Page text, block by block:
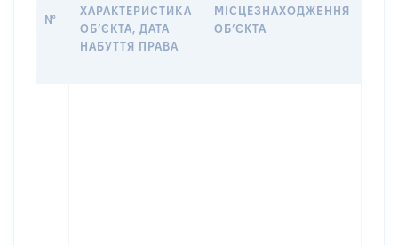
№
ХАРАКТЕРИСТИКА
ОБʼЄКТА, ДАТА
НАБУТТЯ ПРАВА
МІСЦЕЗНАХОДЖЕННЯ
ОБʼЄКТА